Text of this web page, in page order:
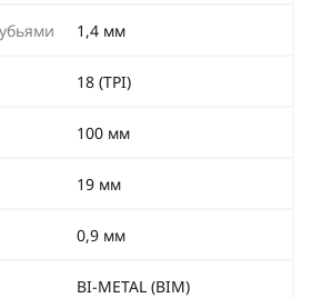
1,4 мм
18 (TPI)
100 мм
19 мм
0,9 мм
BI-METAL (BIM)